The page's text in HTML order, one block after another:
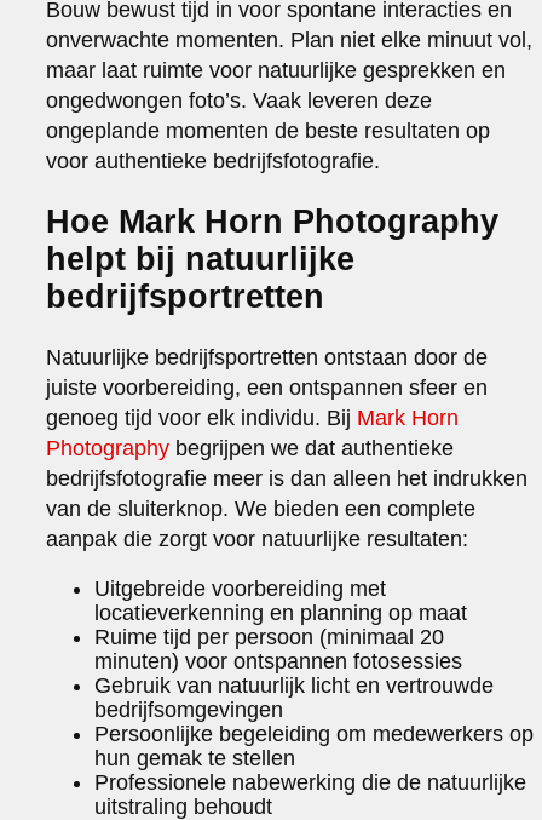
Bouw bewust tijd in voor spontane interacties en
onverwachte momenten. Plan niet elke minuut vol,
maar laat ruimte voor natuurlijke gesprekken en
ongedwongen foto’s. Vaak leveren deze
ongeplande momenten de beste resultaten op
voor authentieke bedrijfsfotografie.
Hoe Mark Horn Photography
helpt bij natuurlijke
bedrijfsportretten
Natuurlijke bedrijfsportretten ontstaan door de
juiste voorbereiding, een ontspannen sfeer en
genoeg tijd voor elk individu. Bij Mark Horn
Photography begrijpen we dat authentieke
bedrijfsfotografie meer is dan alleen het indrukken
van de sluiterknop. We bieden een complete
aanpak die zorgt voor natuurlijke resultaten:
Uitgebreide voorbereiding met
locatieverkenning en planning op maat
Ruime tijd per persoon (minimaal 20
minuten) voor ontspannen fotosessies
Gebruik van natuurlijk licht en vertrouwde
bedrijfsomgevingen
Persoonlijke begeleiding om medewerkers op
hun gemak te stellen
Professionele nabewerking die de natuurlijke
uitstraling behoudt